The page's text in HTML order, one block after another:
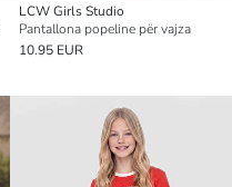
LCW Girls Studio
Pantallona popeline për vajza
10.95 EUR